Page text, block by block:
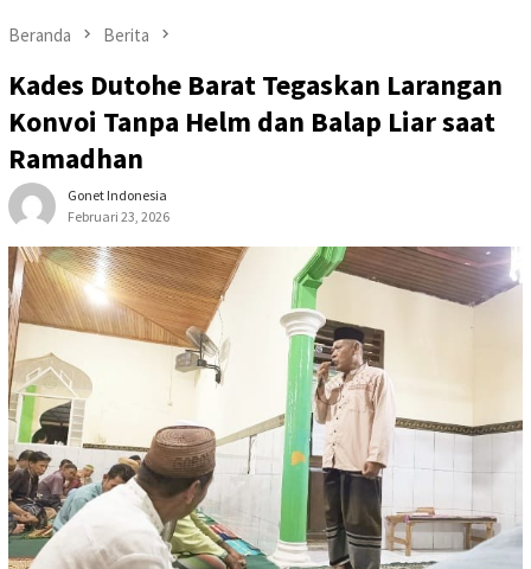
Beranda Berita
Kades Dutohe Barat Tegaskan Larangan
Konvoi Tanpa Helm dan Balap Liar saat
Ramadhan
Gonet Indonesia
Februari 23, 2026